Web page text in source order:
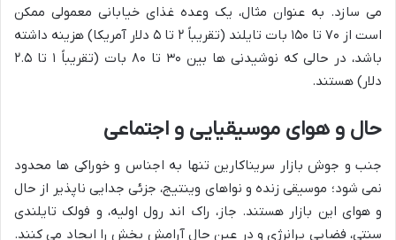
می سازد. به عنوان مثال، یک وعده غذای خیابانی معمولی ممکن
است از ۷۰ تا ۱۵۰ بات تایلند (تقریباً ۲ تا ۵ دلار آمریکا) هزینه داشته
باشد، در حالی که نوشیدنی ها بین ۳۰ تا ۸۰ بات (تقریباً ۱ تا ۲.۵
دلار) هستند.
حال و هوای موسیقیایی و اجتماعی
جنب و جوش بازار سریناکارین تنها به اجناس و خوراکی ها محدود
نمی شود؛ موسیقی زنده و نواهای وینتیج، جزئی جدایی ناپذیر از حال
و هوای این بازار هستند. جاز، راک اند رول اولیه، و فولک تایلندی
سنتی، فضایی پرانرژی و در عین حال آرامش بخش را ایجاد می کنند.